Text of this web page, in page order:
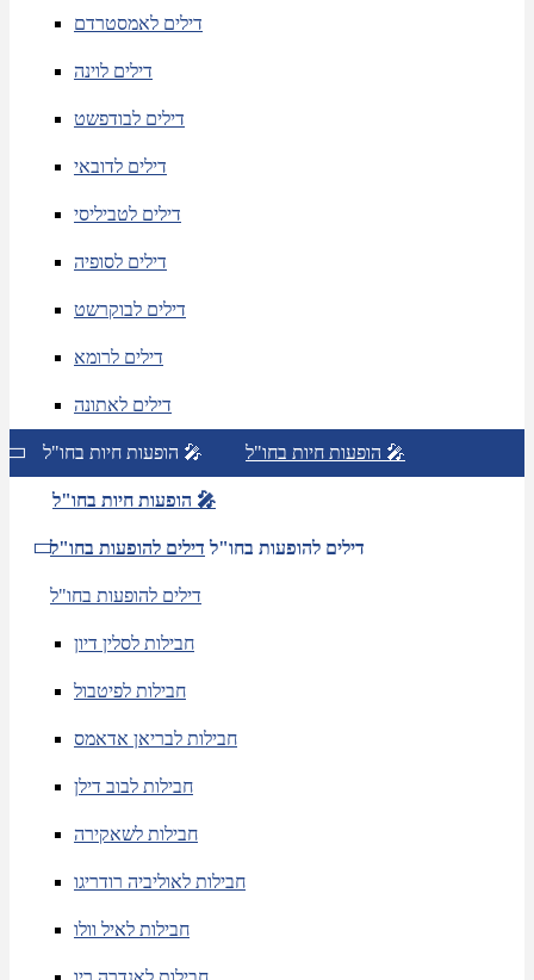
דילים לאמסטרדם
דילים לוינה
דילים לבודפשט
דילים לדובאי
דילים לטביליסי
דילים לסופיה
דילים לבוקרשט
דילים לרומא
דילים לאתונה
הופעות חיות בחו"ל 🎤 הופעות חיות בחו"ל 🎤
הופעות חיות בחו"ל 🎤
דילים להופעות בחו"ל דילים להופעות בחו"ל
דילים להופעות בחו"ל
חבילות לסלין דיון
חבילות לפיטבול
חבילות לבריאן אדאמס
חבילות לבוב דילן
חבילות לשאקירה
חבילות לאוליביה רודריגו
חבילות לאיל וולו